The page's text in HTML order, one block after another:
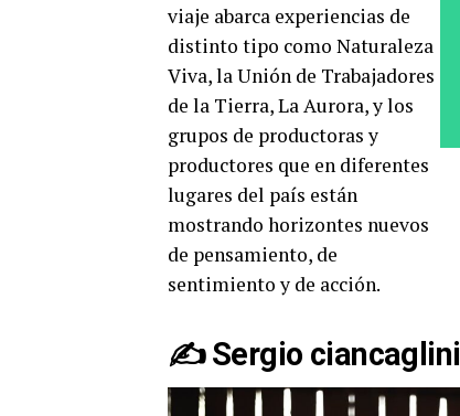
viaje abarca experiencias de
distinto tipo como Naturaleza
Viva, la Unión de Trabajadores
de la Tierra, La Aurora, y los
grupos de productoras y
productores que en diferentes
lugares del país están
mostrando horizontes nuevos
de pensamiento, de
sentimiento y de acción.
✍️ Sergio ciancaglini